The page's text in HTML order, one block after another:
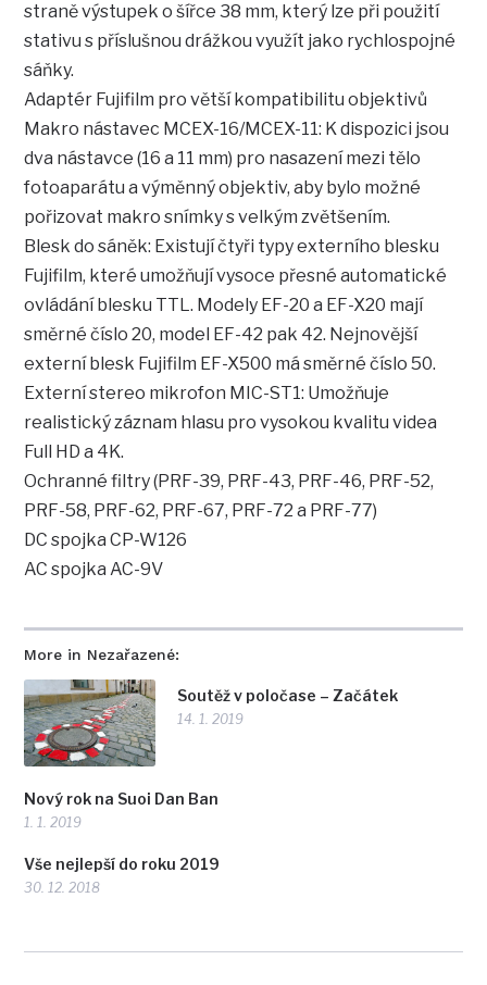
More in Nezařazené:
Soutěž v poločase – Začátek
14. 1. 2019
Nový rok na Suoi Dan Ban
1. 1. 2019
Vše nejlepší do roku 2019
30. 12. 2018
straně výstupek o šířce 38 mm, který lze při použití
stativu s příslušnou drážkou využít jako rychlospojné
sáňky.
Adaptér Fujifilm pro větší kompatibilitu objektivů
Makro nástavec MCEX-16/MCEX-11: K dispozici jsou
dva nástavce (16 a 11 mm) pro nasazení mezi tělo
fotoaparátu a výměnný objektiv, aby bylo možné
pořizovat makro snímky s velkým zvětšením.
Blesk do sáněk: Existují čtyři typy externího blesku
Fujifilm, které umožňují vysoce přesné automatické
ovládání blesku TTL. Modely EF-20 a EF-X20 mají
směrné číslo 20, model EF-42 pak 42. Nejnovější
externí blesk Fujifilm EF-X500 má směrné číslo 50.
Externí stereo mikrofon MIC-ST1: Umožňuje
realistický záznam hlasu pro vysokou kvalitu videa
Full HD a 4K.
Ochranné filtry (PRF-39, PRF-43, PRF-46, PRF-52,
PRF-58, PRF-62, PRF-67, PRF-72 a PRF-77)
DC spojka CP-W126
AC spojka AC-9V